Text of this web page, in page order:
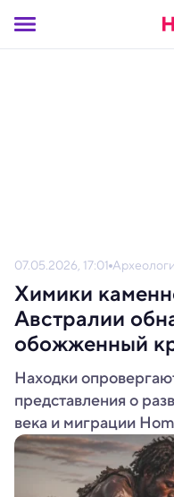
07.05.2026, 17:01
Химики
Австралии
обожженный
Находки
представления о
века и миграции